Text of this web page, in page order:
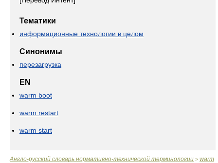
Тематики
информационные технологии в целом
Синонимы
перезагрузка
EN
warm boot
warm restart
warm start
Англо-русский словарь нормативно-технической терминологии > warm